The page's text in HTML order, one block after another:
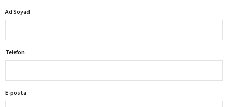
Ad Soyad
Telefon
E-posta